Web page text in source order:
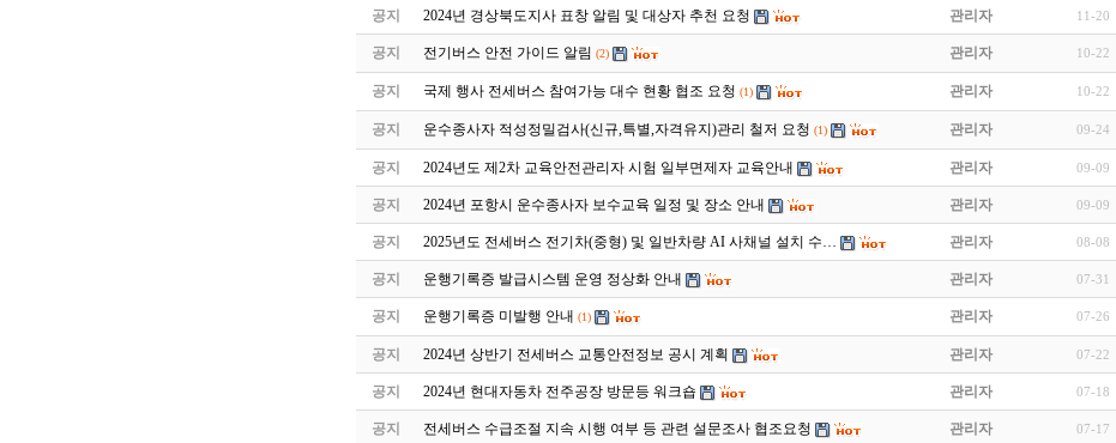
공지 2024년 경상북도지사 표창 알림 및 대상자 추천 요청 관리자 11-20
공지 전기버스 안전 가이드 알림 (2) 관리자 10-22
공지 국제 행사 전세버스 참여가능 대수 현황 협조 요청 (1) 관리자 10-22
공지 운수종사자 적성정밀검사(신규,특별,자격유지)관리 철저 요청 (1) 관리자 09-24
공지 2024년도 제2차 교육안전관리자 시험 일부면제자 교육안내 관리자 09-09
공지 2024년 포항시 운수종사자 보수교육 일정 및 장소 안내 관리자 09-09
공지 2025년도 전세버스 전기차(중형) 및 일반차량 AI 사채널 설치 수… 관리자 08-08
공지 운행기록증 발급시스템 운영 정상화 안내 관리자 07-31
공지 운행기록증 미발행 안내 (1) 관리자 07-26
공지 2024년 상반기 전세버스 교통안전정보 공시 계획 관리자 07-22
공지 2024년 현대자동차 전주공장 방문등 워크숍 관리자 07-18
공지 전세버스 수급조절 지속 시행 여부 등 관련 설문조사 협조요청 관리자 07-17